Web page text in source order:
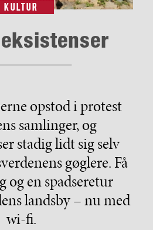
KULTUR
opstod i protest
samlinger, og
stadig lidt sig selv
gøglere. Få
og en spadseretur
landsby – nu med
wi-fi.